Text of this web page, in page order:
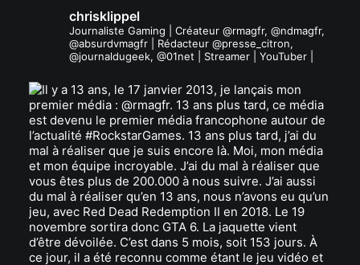
chrisklippel
Journaliste Gaming | Créateur @rmagfr, @ndmagfr,
@absurdvmagfr | Rédacteur @presse_citron,
@journaldugeek, @01net | Streamer | YouTuber |